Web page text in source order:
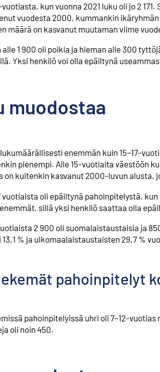
kun vuonna 2021 luku oli jo 2 171.
vuodesta 2000, kummankin ikäryhmän
määrä on kasvanut muutaman viime
1 900 oli poikia ja hieman alle 300
Yksi henkilö voi olla epäiltynä
muodostaa
enemmän kuin 15–17-
pienempi. Alle 15-vuotiaita väestöön
on kuitenkin kasvanut 2000-luvun alusta,
vuotiaista oli epäiltynä pahoinpitelystä,
sillä yksi henkilö saattaa olla
2 900 oli suomalaistaustaisia ja
% ja ulkomaalaistaustaisten 29,7 %
pahoinpitelyt
pahoinpitelyissä uhri oli 7–12-vuotias
oli noin 450.